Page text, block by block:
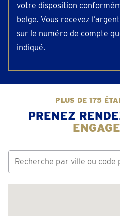
votre disposition
belge. Vous recevez
sur le numéro de compte
indiqué.
PLUS DE 175
PRENEZ